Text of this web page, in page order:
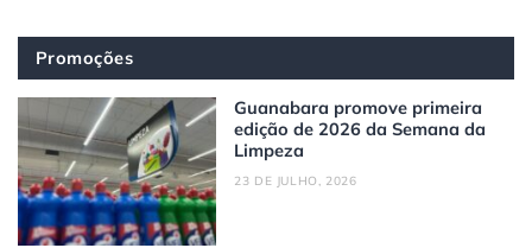
Promoções
Guanabara promove primeira
edição de 2026 da Semana da
Limpeza
23 DE JULHO, 2026